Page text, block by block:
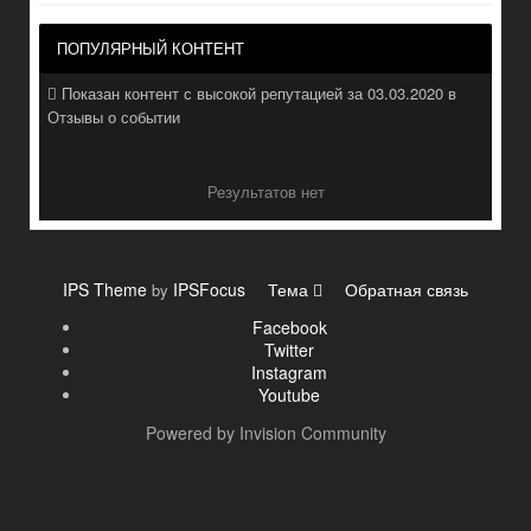
ПОПУЛЯРНЫЙ КОНТЕНТ
Показан контент с высокой репутацией за 03.03.2020 в
Отзывы о событии
Результатов нет
IPS Theme by IPSFocus Тема
Обратная связь
Facebook
Twitter
Instagram
Youtube
Powered by Invision Community